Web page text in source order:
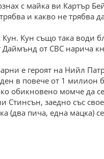
с майка ви Картър
и какво не трябва
Кун също така
от CBC нарича
е героят на Нийл
в повече от 1
обикновено момче да
заедно със
(два пича, една мацка)